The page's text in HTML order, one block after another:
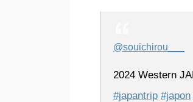
@souichirou___
2024 Western
#japantrip #japon